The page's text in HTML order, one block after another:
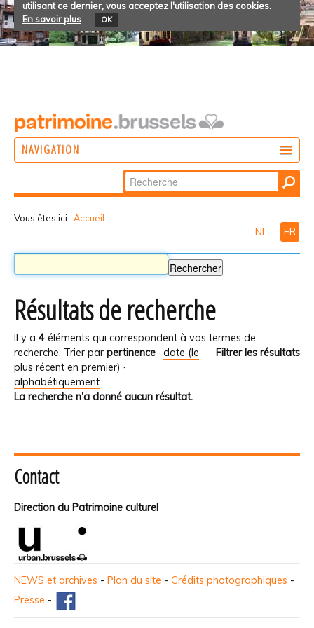
utilisant ce dernier, vous acceptez l'utilisation des cookies.
En savoir plus
OK
NAVIGATION
Chercher par
Recherche
Vous êtes ici : Accueil
NL FR
Résultats de recherche
Il y a 4 éléments qui correspondent à vos termes de
recherche.
Filtrer les résultats
Trier par pertinence · date (le
plus récent en premier) ·
alphabétiquement
La recherche n'a donné aucun résultat.
Contact
Direction du Patrimoine culturel
NEWS et archives - Plan du site - Crédits photographiques -
Presse -